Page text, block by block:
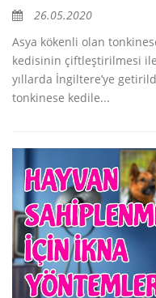
26.05.2020
Asya kökenli olan
kedisinin çiftleştirilmesi
yıllarda İngiltere’ye
tonkinese kedile...